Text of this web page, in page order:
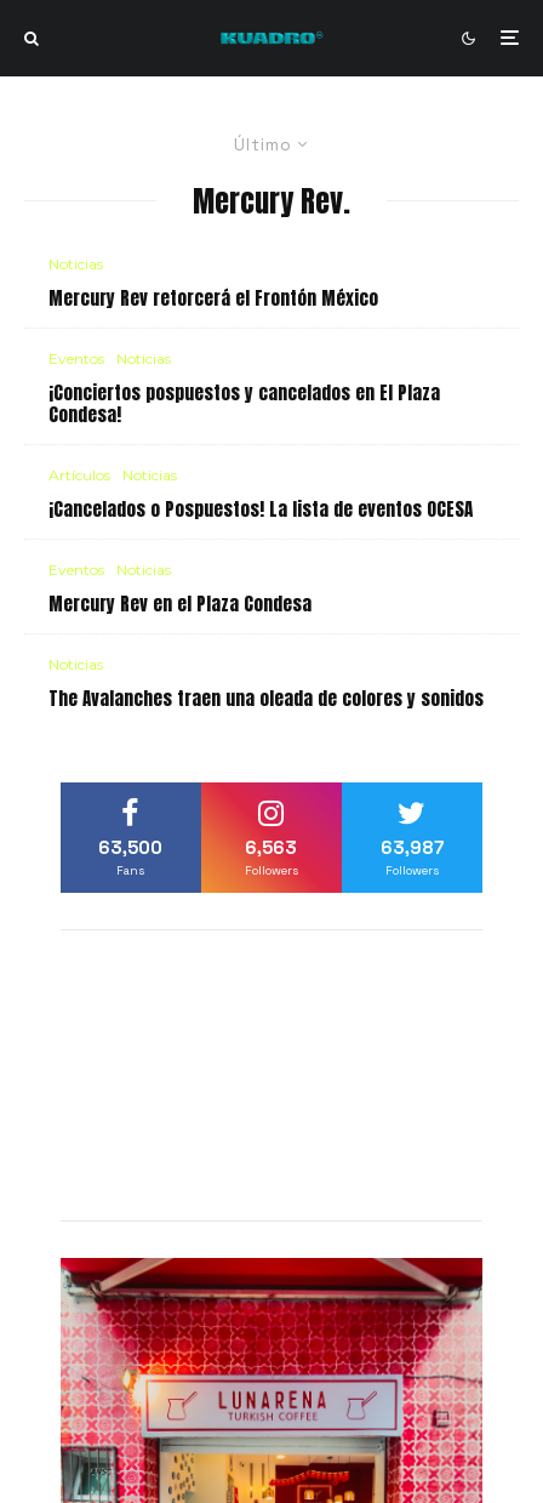
Último
Mercury Rev.
Noticias
Mercury Rev retorcerá el Frontón México
Eventos Noticias
¡Conciertos pospuestos y cancelados en El Plaza
Condesa!
Artículos Noticias
¡Cancelados o Pospuestos! La lista de eventos OCESA
Eventos Noticias
Mercury Rev en el Plaza Condesa
Noticias
The Avalanches traen una oleada de colores y sonidos
63,500
Fans
6,563
Followers
63,987
Followers